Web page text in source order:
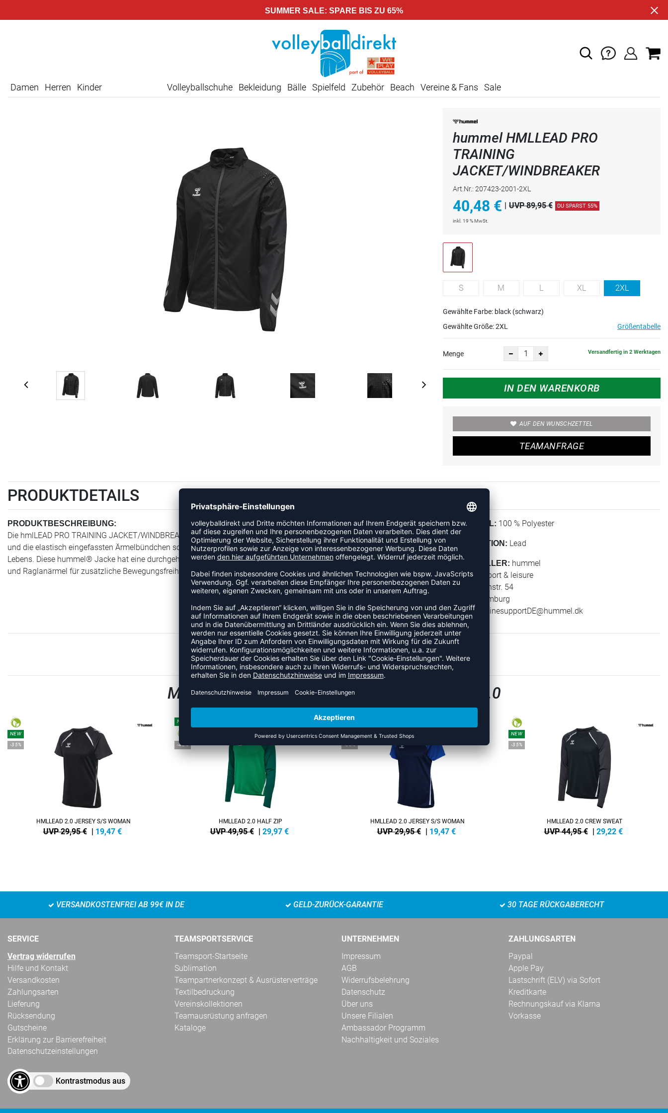
SUMMER SALE: SPARE BIS ZU 65%
Damen Herren Kinder Volleyballschuhe Bekleidung Bälle Spielfeld Zubehör Beach Vereine & Fans Sale
hummel HMLLEAD PRO
TRAINING
JACKET/WINDBREAKER
Art.Nr.: 207423-2001-2XL
40,48 € UVP 89,95 € DU SPARST 55%
inkl. 19 % MwSt.
S M L XL 2XL
Gewählte Farbe: black (schwarz)
Gewählte Größe:2XL Größentabelle
Menge Versandfertig in 2 Werktagen
IN DEN WARENKORB
AUF DEN WUNSCHZETTEL
TEAMANFRAGE
PRODUKTDETAILS
PRODUKTBESCHREIBUNG:
Die hmlLEAD PRO TRAINING JACKET/WINDBREAKER bietet wasserabweisenden WP3000-Schutz. Das Polyestergewebe
und die elastisch eingefassten Ärmelbündchen schützen vor Wind und Regen während des Trainings und des täglichen
Lebens. Diese hummel® Jacke hat eine durchgehende Reißverschlussfront mit Reißverschlussschutz, einen Stehkragen
und Raglanärmel für zusätzliche Bewegungsfreiheit.
MATERIAL: 100 % Polyester
KOLLEKTION: Lead
HERSTELLER: hummel
hummel sport & leisure
Leverkusenstr. 54
22761 Hamburg
E-Mail:
onlinesupportDE@hummel.dk
ZULETZT ANGESEHEN
MEHR AUS DER KATEGORIE HUMMEL LEAD 2.0
NEW
-35%
HMLLEAD 2.0 JERSEY S/S WOMAN
UVP 29,95 € | 19,47 €
NEW
-40%
HMLLEAD 2.0 HALF ZIP
UVP 49,95 € | 29,97 €
NEW
-35%
HMLLEAD 2.0 JERSEY S/S WOMAN
UVP 29,95 € | 19,47 €
NEW
-35%
HMLLEAD 2.0 CREW SWEAT
UVP 44,95 € | 29,22 €
VERSANDKOSTENFREI AB 99€ IN DE GELD-ZURÜCK-GARANTIE 30 TAGE RÜCKGABERECHT
SERVICE
Vertrag widerrufen
Hilfe und Kontakt
Versandkosten
Zahlungsarten
Lieferung
Rücksendung
Gutscheine
Erklärung zur Barrierefreiheit
Datenschutzeinstellungen
Kontrastmodus aus
TEAMSPORTSERVICE
Teamsport-Startseite
Sublimation
Teampartnerkonzept & Ausrüsterverträge
Textilbedruckung
Vereinskollektionen
Teamausrüstung anfragen
Kataloge
UNTERNEHMEN
Impressum
AGB
Widerrufsbelehrung
Datenschutz
Über uns
Unsere Filialen
Ambassador Programm
Nachhaltigkeit und Soziales
ZAHLUNGSARTEN
Paypal
Apple Pay
Lastschrift (ELV) via Sofort
Kreditkarte
Rechnungskauf via Klarna
Vorkasse